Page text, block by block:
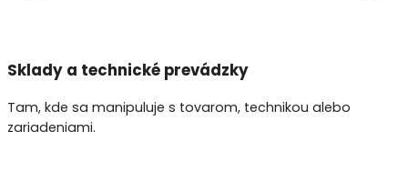
Sklady a technické prevádzky
Tam, kde sa manipuluje s tovarom, technikou alebo
zariadeniami.